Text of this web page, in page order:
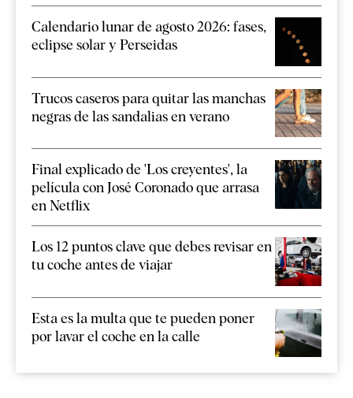
Calendario lunar de agosto 2026: fases,
eclipse solar y Perseidas
Trucos caseros para quitar las manchas
negras de las sandalias en verano
Final explicado de 'Los creyentes', la
película con José Coronado que arrasa
en Netflix
Los 12 puntos clave que debes revisar en
tu coche antes de viajar
Esta es la multa que te pueden poner
por lavar el coche en la calle